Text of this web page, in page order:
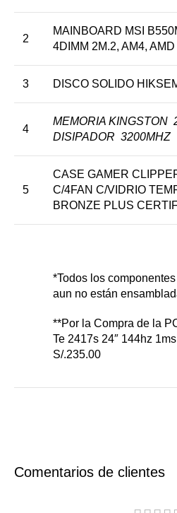
2
MAINBOARD MSI
4DIMM 2M.2, AM4, AMD
3 DISCO SOLIDO
4
MEMORIA KINGSTON
DISIPADOR 3200MHZ
5
CASE GAMER
C/4FAN C/VIDRIO
BRONZE PLUS
*Todos los
aun no están
**Por la Compra de la
Te 2417s 24″ 144hz
S/.235.00
Comentarios de clientes